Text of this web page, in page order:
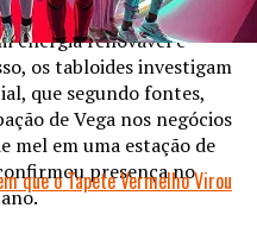
planejem lançar uma
energia renovável e
os tabloides investigam
que segundo fontes,
de Vega nos negócios
mel em uma estação de
presença no
que o Tapete Vermelho Virou